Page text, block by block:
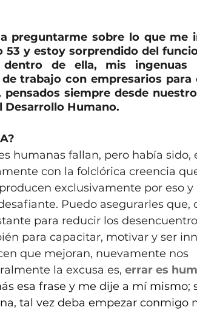
preguntarme sobre lo que me
53 y estoy sorprendido del
de ella, mis ingenuas
trabajo con empresarios para
siempre desde
Desarrollo Humano.
humanas fallan, pero había sido,
con la folclórica creencia
exclusivamente por eso y
Puedo asegurarles que,
para reducir los
para capacitar, motivar y ser
que mejoran, nuevamente nos
la excusa es, errar es
esa frase y me dije a mí mismo;
tal vez deba empezar conmigo